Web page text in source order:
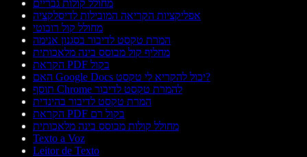
מחולל קולות גבריים
אפליקציות הקריאה המובילות לדיסלקציה
מחולל קול רובוטי
המרת טקסט לדיבור בסגנון אנימה
מחליף קול מבוסס בינה מלאכותית
הקראת PDF בקול
האם Google Docs יכול להקריא לי טקסט?
תוסף Chrome להמרת טקסט לדיבור
המרת טקסט לדיבור בהינדית
הקראת PDF בקול רם
מחולל קולות מבוסס בינה מלאכותית
Texto a Voz
Leitor de Texto